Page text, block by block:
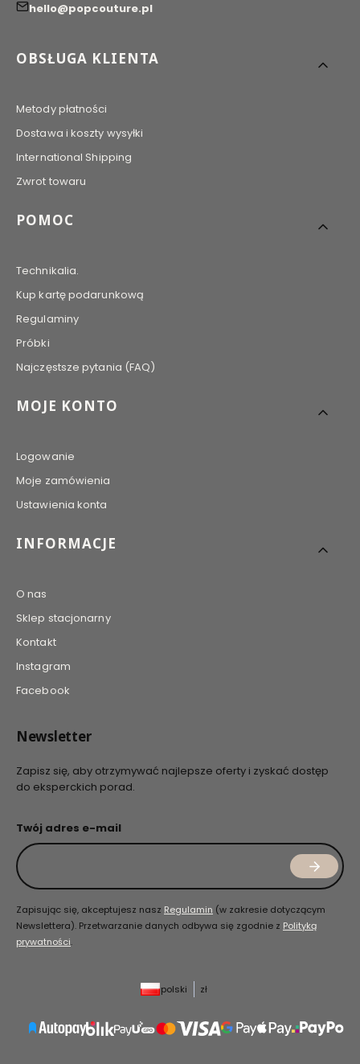
hello@popcouture.pl
Linki w stopce
OBSŁUGA KLIENTA
Metody płatności
Dostawa i koszty wysyłki
International Shipping
Zwrot towaru
POMOC
Technikalia.
Kup kartę podarunkową
Regulaminy
Próbki
Najczęstsze pytania (FAQ)
MOJE KONTO
Logowanie
Moje zamówienia
Ustawienia konta
INFORMACJE
O nas
Sklep stacjonarny
Kontakt
Instagram
Facebook
Newsletter
Zapisz się, aby otrzymywać najlepsze oferty i zyskać dostęp
do eksperckich porad.
Twój adres e-mail
Zapisując się, akceptujesz nasz Regulamin (w zakresie dotyczącym
Newslettera). Przetwarzanie danych odbywa się zgodnie z Polityką
prywatności.
polski zł